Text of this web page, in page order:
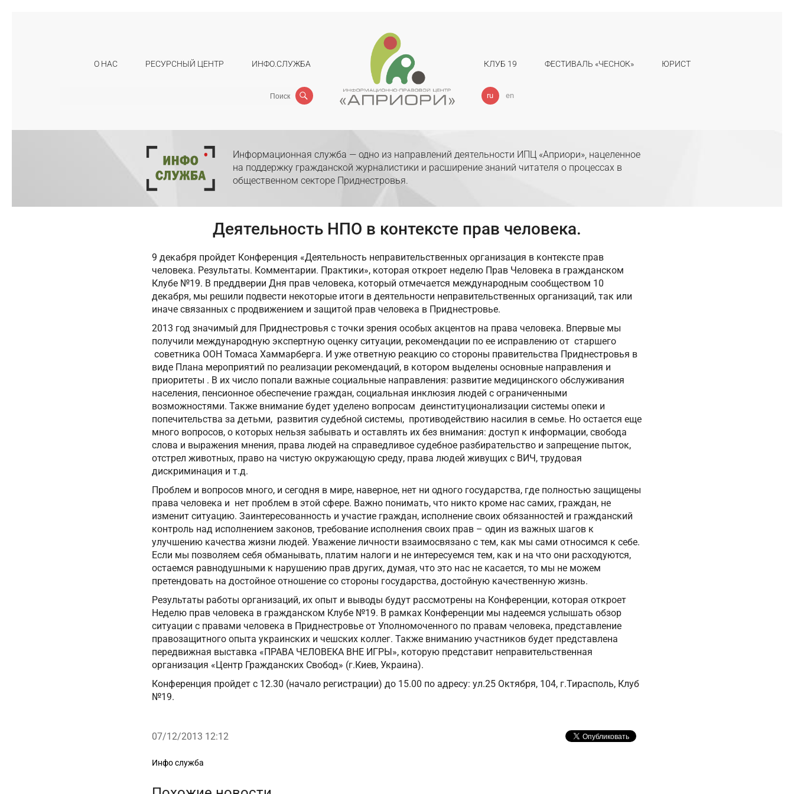
О НАС РЕСУРСНЫЙ ЦЕНТР ИНФО.СЛУЖБА
Поиск
КЛУБ 19 ФЕСТИВАЛЬ «ЧЕСНОК» ЮРИСТ
ru en
Информационная служба — одно из направлений деятельности ИПЦ «Априори», нацеленное
на поддержку гражданской журналистики и расширение знаний читателя о процессах в
общественном секторе Приднестровья.
Деятельность НПО в контексте прав человека.
9 декабря пройдет Конференция «Деятельность неправительственных организация в контексте прав
человека. Результаты. Комментарии. Практики», которая откроет неделю Прав Человека в гражданском
Клубе №19. В преддверии Дня прав человека, который отмечается международным сообществом 10
декабря, мы решили подвести некоторые итоги в деятельности неправительственных организаций, так или
иначе связанных с продвижением и защитой прав человека в Приднестровье.
2013 год значимый для Приднестровья с точки зрения особых акцентов на права человека. Впервые мы
получили международную экспертную оценку ситуации, рекомендации по ее исправлению от старшего
советника ООН Томаса Хаммарберга. И уже ответную реакцию со стороны правительства Приднестровья в
виде Плана мероприятий по реализации рекомендаций, в котором выделены основные направления и
приоритеты . В их число попали важные социальные направления: развитие медицинского обслуживания
населения, пенсионное обеспечение граждан, социальная инклюзия людей с ограниченными
возможностями. Также внимание будет уделено вопросам деинституционализации системы опеки и
попечительства за детьми, развития судебной системы, противодействию насилия в семье. Но остается еще
много вопросов, о которых нельзя забывать и оставлять их без внимания: доступ к информации, свобода
слова и выражения мнения, права людей на справедливое судебное разбирательство и запрещение пыток,
отстрел животных, право на чистую окружающую среду, права людей живущих с ВИЧ, трудовая
дискриминация и т.д.
Проблем и вопросов много, и сегодня в мире, наверное, нет ни одного государства, где полностью защищены
права человека и нет проблем в этой сфере. Важно понимать, что никто кроме нас самих, граждан, не
изменит ситуацию. Заинтересованность и участие граждан, исполнение своих обязанностей и гражданский
контроль над исполнением законов, требование исполнения своих прав – один из важных шагов к
улучшению качества жизни людей. Уважение личности взаимосвязано с тем, как мы сами относимся к себе.
Если мы позволяем себя обманывать, платим налоги и не интересуемся тем, как и на что они расходуются,
остаемся равнодушными к нарушению прав других, думая, что это нас не касается, то мы не можем
претендовать на достойное отношение со стороны государства, достойную качественную жизнь.
Результаты работы организаций, их опыт и выводы будут рассмотрены на Конференции, которая откроет
Неделю прав человека в гражданском Клубе №19. В рамках Конференции мы надеемся услышать обзор
ситуации с правами человека в Приднестровье от Уполномоченного по правам человека, представление
правозащитного опыта украинских и чешских коллег. Также вниманию участников будет представлена
передвижная выставка «ПРАВА ЧЕЛОВЕКА ВНЕ ИГРЫ», которую представит неправительственная
организация «Центр Гражданских Свобод» (г.Киев, Украина).
Конференция пройдет с 12.30 (начало регистрации) до 15.00 по адресу: ул.25 Октября, 104, г.Тирасполь, Клуб
№19.
07/12/2013 12:12
Рубрики
Инфо служба